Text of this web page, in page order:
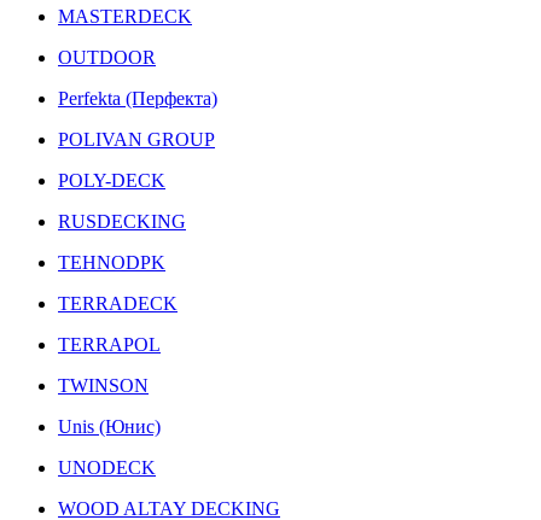
MASTERDECK
OUTDOOR
Perfekta (Перфекта)
POLIVAN GROUP
POLY-DECK
RUSDECKING
TEHNODPK
TERRADECK
TERRAPOL
TWINSON
Unis (Юнис)
UNODECK
WOOD ALTAY DECKING